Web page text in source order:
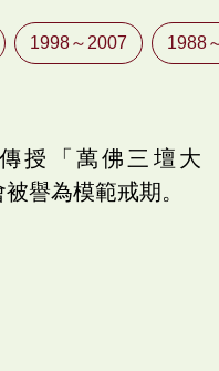
1998～2007 1988
授「萬佛三壇大
譽為模範戒期。